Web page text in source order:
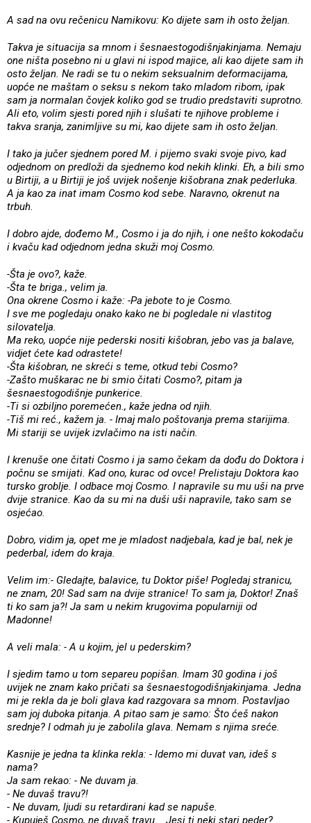
A sad na ovu rečenicu Namikovu: Ko dijete sam ih osto željan.
Takva je situacija sa mnom i šesnaestogodišnjakinjama. Nemaju
one ništa posebno ni u glavi ni ispod majice, ali kao dijete sam ih
osto željan. Ne radi se tu o nekim seksualnim deformacijama,
uopće ne maštam o seksu s nekom tako mladom ribom, ipak
sam ja normalan čovjek koliko god se trudio predstaviti suprotno.
Ali eto, volim sjesti pored njih i slušati te njihove probleme i
takva sranja, zanimljive su mi, kao dijete sam ih osto željan.
I tako ja jučer sjednem pored M. i pijemo svaki svoje pivo, kad
odjednom on predloži da sjednemo kod nekih klinki. Eh, a bili smo
u Birtiji, a u Birtiji je još uvijek nošenje kišobrana znak pederluka.
A ja kao za inat imam Cosmo kod sebe. Naravno, okrenut na
trbuh.
I dobro ajde, dođemo M., Cosmo i ja do njih, i one nešto kokodaču
i kvaču kad odjednom jedna skuži moj Cosmo.
-Šta je ovo?, kaže.
-Šta te briga., velim ja.
Ona okrene Cosmo i kaže: -Pa jebote to je Cosmo.
I sve me pogledaju onako kako ne bi pogledale ni vlastitog
silovatelja.
Ma reko, uopće nije pederski nositi kišobran, jebo vas ja balave,
vidjet ćete kad odrastete!
-Šta kišobran, ne skreći s teme, otkud tebi Cosmo?
-Zašto muškarac ne bi smio čitati Cosmo?, pitam ja
šesnaestogodišnje punkerice.
-Ti si ozbiljno poremećen., kaže jedna od njih.
-Tiš mi reć., kažem ja. - Imaj malo poštovanja prema starijima.
Mi stariji se uvijek izvlačimo na isti način.
I krenuše one čitati Cosmo i ja samo čekam da dođu do Doktora i
počnu se smijati. Kad ono, kurac od ovce! Prelistaju Doktora kao
tursko groblje. I odbace moj Cosmo. I napravile su mu uši na prve
dvije stranice. Kao da su mi na duši uši napravile, tako sam se
osjećao.
Dobro, vidim ja, opet me je mladost nadjebala, kad je bal, nek je
pederbal, idem do kraja.
Velim im:- Gledajte, balavice, tu Doktor piše! Pogledaj stranicu,
ne znam, 20! Sad sam na dvije stranice! To sam ja, Doktor! Znaš
ti ko sam ja?! Ja sam u nekim krugovima popularniji od
Madonne!
A veli mala: - A u kojim, jel u pederskim?
I sjedim tamo u tom separeu popišan. Imam 30 godina i još
uvijek ne znam kako pričati sa šesnaestogodišnjakinjama. Jedna
mi je rekla da je boli glava kad razgovara sa mnom. Postavljao
sam joj duboka pitanja. A pitao sam je samo: Što ćeš nakon
srednje? I odmah ju je zabolila glava. Nemam s njima sreće.
Kasnije je jedna ta klinka rekla: - Idemo mi duvat van, ideš s
nama?
Ja sam rekao: - Ne duvam ja.
- Ne duvaš travu?!
- Ne duvam, ljudi su retardirani kad se napuše.
- Kupuješ Cosmo, ne duvaš travu... Jesi ti neki stari peder?